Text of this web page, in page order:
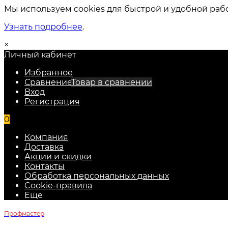
Мы используем cookies для быстрой и удобной
Узнать подробнее.
×
Личный кабинет
Избранное
СравнениеТовар в сравнении
Вход
Регистрация
0
Компания
Доставка
Акции и скидки
Контакты
Обработка персональных данных
Cookie-правила
Еще
Профмастер